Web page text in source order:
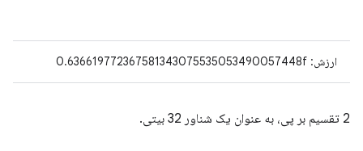
ارزش: 0.636619772367581343075535053490057448f
2 تقسیم بر پی، به عنوان یک شناور 32 بیتی.